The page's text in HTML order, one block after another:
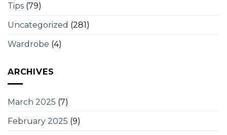
Tips (79)
Uncategorized (281)
Wardrobe (4)
ARCHIVES
March 2025 (7)
February 2025 (9)